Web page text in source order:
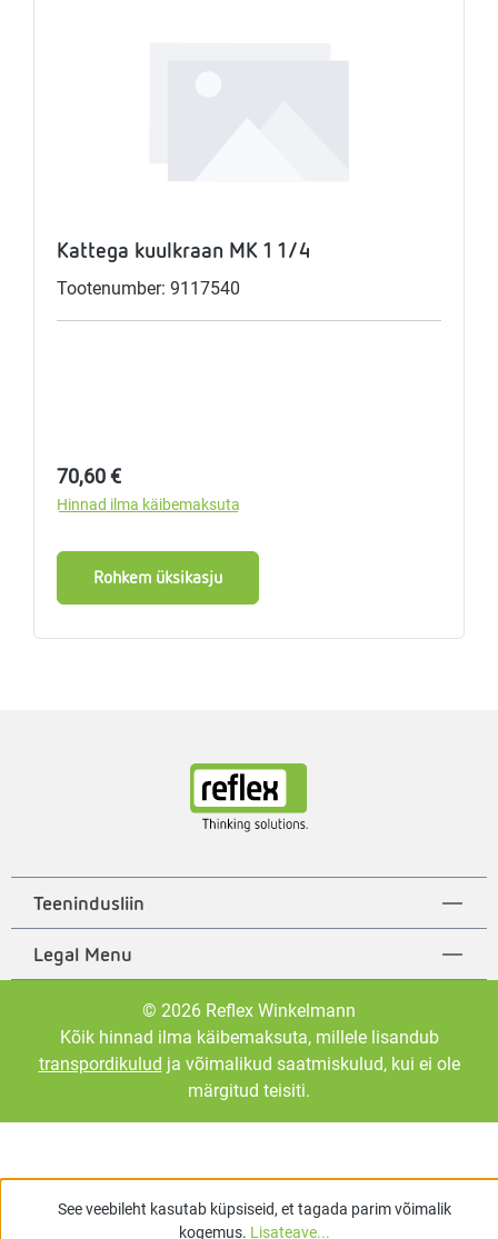
Kattega kuulkraan MK 1 1/4
Tootenumber: 9117540
Tavahind:
70,60 €
Hinnad ilma käibemaksuta
Rohkem üksikasju
Teenindusliin
Legal Menu
© 2026 Reflex Winkelmann
Kõik hinnad ilma käibemaksuta, millele lisandub
transpordikulud ja võimalikud saatmiskulud, kui ei ole
märgitud teisiti.
See veebileht kasutab küpsiseid, et tagada parim võimalik
kogemus. Lisateave...